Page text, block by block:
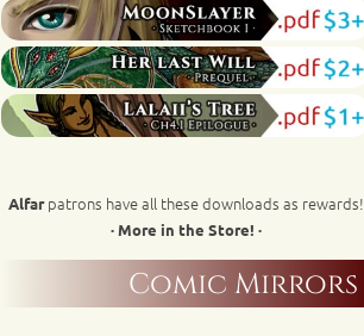
Alfarpatrons have all these downloads as rewards!
· More in the Store! ·
Comic Mirrors